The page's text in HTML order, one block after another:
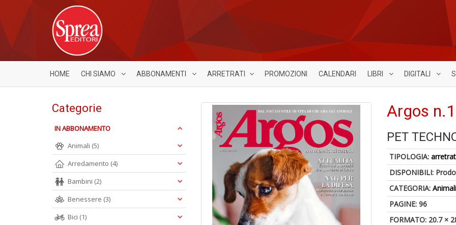
HOME CHI SIAMO ABBONAMENTI ARRETRATI PROMOZIONI CALENDARI LIBRI DIGITALI
Argos
PET
TIPOLOGIA:
DISPONIBILI:
CATEGORIA:Animali
PAGINE: 96
FORMATO: 20.7 ×
Categorie
IN ABBONAMENTO
Animali (5)
Arredamento (4)
Bambini (2)
Benessere (3)
Bici (1)